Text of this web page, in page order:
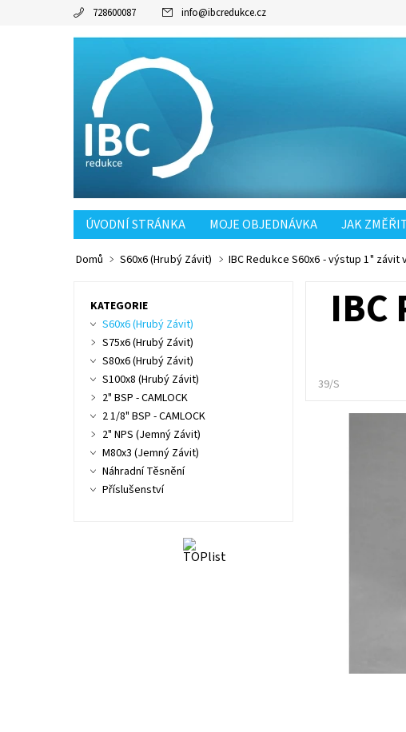
728600087 info@ibcredukce.cz
ÚVODNÍ STRÁNKA MOJE OBJEDNÁVKA JAK
POŠTOVNÉ SK OD 90KČ
Domů S60x6 (Hrubý Závit) IBC Redukce S60x6 - výstup 1" závit
IBC
39/S
KATEGORIE
S60x6 (Hrubý Závit)
S75x6 (Hrubý Závit)
S80x6 (Hrubý Závit)
S100x8 (Hrubý Závit)
2" BSP - CAMLOCK
2 1/8" BSP - CAMLOCK
2" NPS (Jemný Závit)
M80x3 (Jemný Závit)
Náhradní Těsnění
Příslušenství